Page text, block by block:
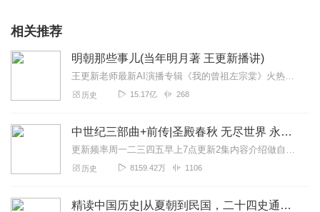
相关推荐
明朝那些事儿(当年明月著 王更新播讲)
王更新老师最新AI演播专辑《我的曾祖左宗棠》火热更新中！从曾孙视角看帝国脊梁左宗棠的B面人生！【大咖推荐】明月的写作不仅笔锋活泼幽默，而且加进了自己的感悟，这就...
历史 15.17亿 268
中世纪三部曲+前传|圣殿春秋 无尽世界 永恒火焰 暗夜与黎明|惠天言亮解读版
更新频率周一二三四五早上7点更新2集内容介绍做自己喜欢的事，直到世界为你改变。言亮、惠天，为你解读世界级畅销IP--肯·福莱特《中世纪三部曲》+前传《暗夜与...
历史 8159.42万 1106
精读中国历史|从夏朝到民国，二十四史通史解析，中华上下五千年